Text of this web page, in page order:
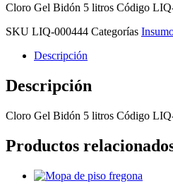
Cloro Gel Bidón 5 litros Código
SKU LIQ-000444 Categorías
Descripción
Descripción
Cloro Gel Bidón 5 litros Código
Productos